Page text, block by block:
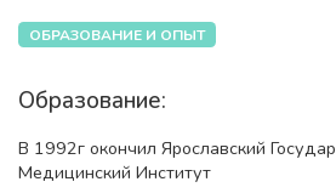
ОБРАЗОВАНИЕ И ОПЫТ
Образование:
В 1992г окончил Ярославский
Медицинский Институт